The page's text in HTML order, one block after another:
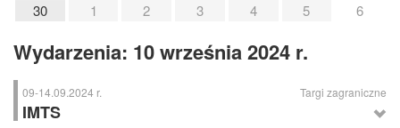
30
1 2 3 4 5 6
Wydarzenia: 10 września 2024 r.
09-14.09.2024 r. Targi zagraniczne
IMTS